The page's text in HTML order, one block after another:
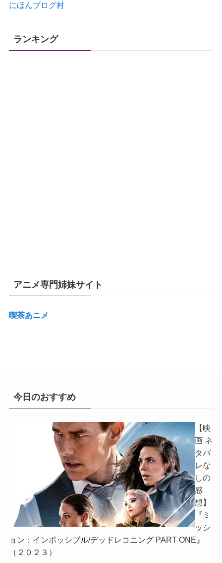
にほんブログ村
ランキング
アニメ専門姉妹サイト
喫茶あニメ
今日のおすすめ
【映
画 ネ
タバ
レな
しの
感
想】
『ミ
ッシ
ョン：インポッシブル/デッドレコニング PART ONE』
（２０２３）